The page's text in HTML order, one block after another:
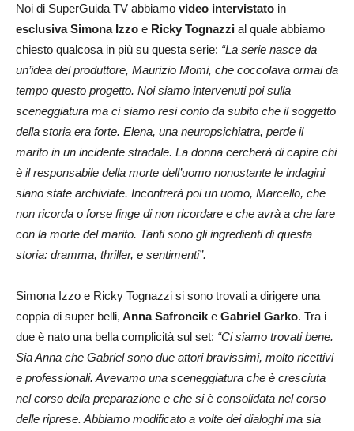
Noi di SuperGuida TV abbiamo video intervistato in
esclusiva Simona Izzo e Ricky Tognazzi al quale abbiamo
chiesto qualcosa in più su questa serie: “La serie nasce da
un’idea del produttore, Maurizio Momi, che coccolava ormai da
tempo questo progetto. Noi siamo intervenuti poi sulla
sceneggiatura ma ci siamo resi conto da subito che il soggetto
della storia era forte. Elena, una neuropsichiatra, perde il
marito in un incidente stradale. La donna cercherà di capire chi
è il responsabile della morte dell’uomo nonostante le indagini
siano state archiviate. Incontrerà poi un uomo, Marcello, che
non ricorda o forse finge di non ricordare e che avrà a che fare
con la morte del marito. Tanti sono gli ingredienti di questa
storia: dramma, thriller, e sentimenti”.
Simona Izzo e Ricky Tognazzi si sono trovati a dirigere una
coppia di super belli, Anna Safroncik e Gabriel Garko. Tra i
due è nato una bella complicità sul set: “Ci siamo trovati bene.
Sia Anna che Gabriel sono due attori bravissimi, molto ricettivi
e professionali. Avevamo una sceneggiatura che è cresciuta
nel corso della preparazione e che si è consolidata nel corso
delle riprese. Abbiamo modificato a volte dei dialoghi ma sia